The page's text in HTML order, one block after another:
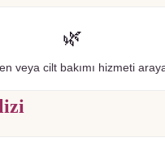
🌿
veya cilt bakımı hizmeti